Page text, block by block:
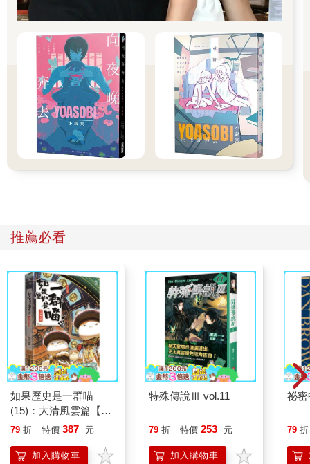
推薦必看
如果歷史是一群喵
(15)：大清風雲篇【萌
貓漫畫學歷史】
79 折 特價 387 元
加入購物車
特殊傳說Ⅲ vol.11
79 折 特價 253 元
加入購物車
祕
79 折